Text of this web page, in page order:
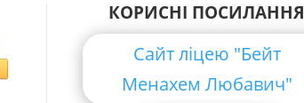
КОРИСНІ ПОСИЛАННЯ
Сайт ліцею "Бейт
Менахем Любавич"